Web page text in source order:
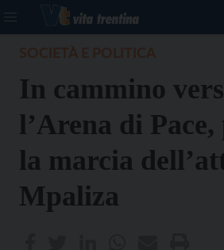
In cammino
l’Arena di
la marcia
Mpaliza